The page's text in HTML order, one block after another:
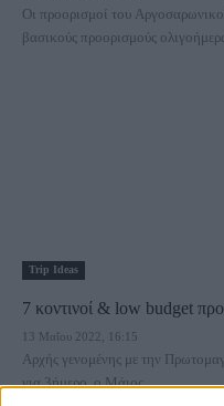
Οι προορισμοί του
βασικούς προορισμούς
Trip Ideas
7 κοντινοί & low budget
13 Μαΐου 2022, 16:15
Αρχής γενομένης με την
για 3ήμερο, ο Μάιος...